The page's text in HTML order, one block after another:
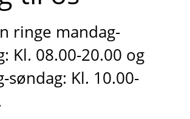
ringe mandag-
Kl. 08.00-20.00 og
søndag: Kl. 10.00-